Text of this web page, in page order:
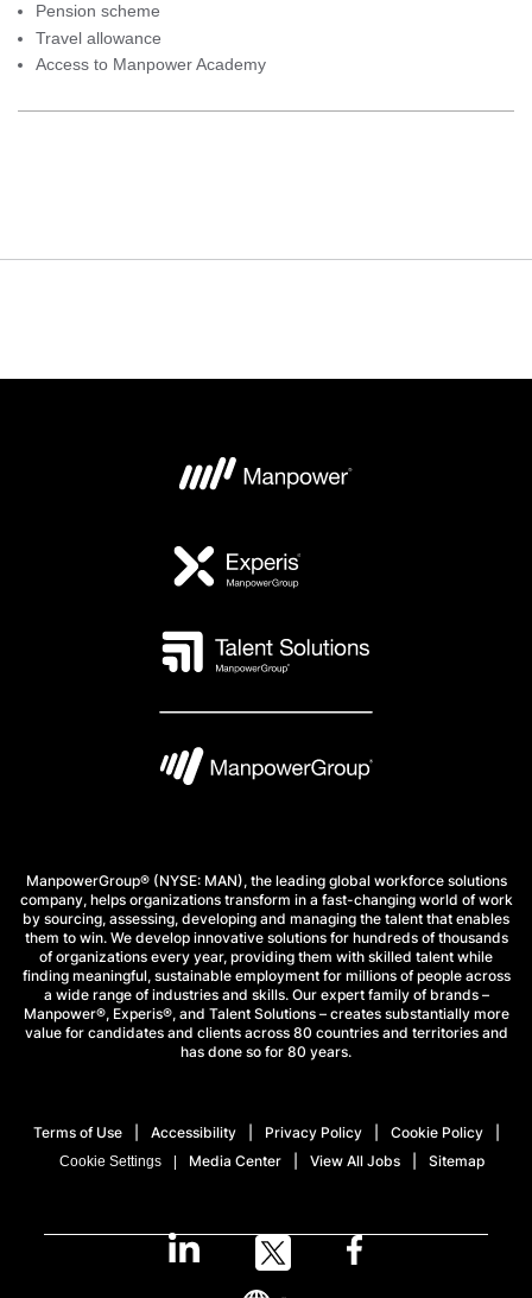
Pension scheme
Travel allowance
Access to Manpower Academy
ManpowerGroup® (NYSE: MAN), the leading global workforce solutions
company, helps organizations transform in a fast-changing world of work
by sourcing, assessing, developing and managing the talent that enables
them to win. We develop innovative solutions for hundreds of thousands
of organizations every year, providing them with skilled talent while
finding meaningful, sustainable employment for millions of people across
a wide range of industries and skills. Our expert family of brands –
Manpower®, Experis®, and Talent Solutions – creates substantially more
value for candidates and clients across 80 countries and territories and
has done so for 80 years.
Terms of Use Accessibility Privacy Policy Cookie Policy
Cookie Settings Media Center View All Jobs Sitemap